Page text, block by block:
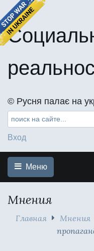
©️ Русня палає на
Вход
Меню
Мнения
Главная Мнения